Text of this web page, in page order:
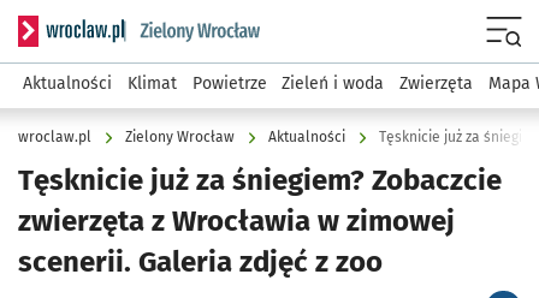
Serwis informacyjny wroclaw.pl podserwis: Środowisko we
Aktualności Klimat Powietrze Zieleń i woda Zwierzęta Mapa
wroclaw.pl Zielony Wrocław Aktualności
Tęsknicie już za śniegiem? Zobaczcie
zwierzęta z Wrocławia w zimowej
scenerii. Galeria zdjęć z zoo